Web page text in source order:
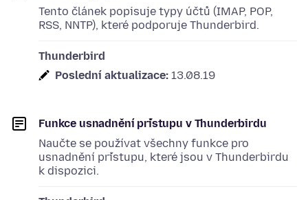
Tento článek popisuje typy účtů (IMAP, POP,
RSS, NNTP), které podporuje Thunderbird.
Thunderbird
Poslední aktualizace: 13.08.19
Funkce usnadnění přístupu v Thunderbirdu
Naučte se používat všechny funkce pro
usnadnění přístupu, které jsou v Thunderbirdu
k dispozici.